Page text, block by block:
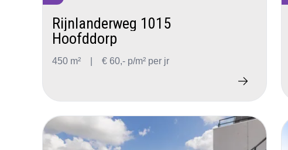
Rijnlanderweg 1015
Hoofddorp
450 m² € 60,- p/m² per jr